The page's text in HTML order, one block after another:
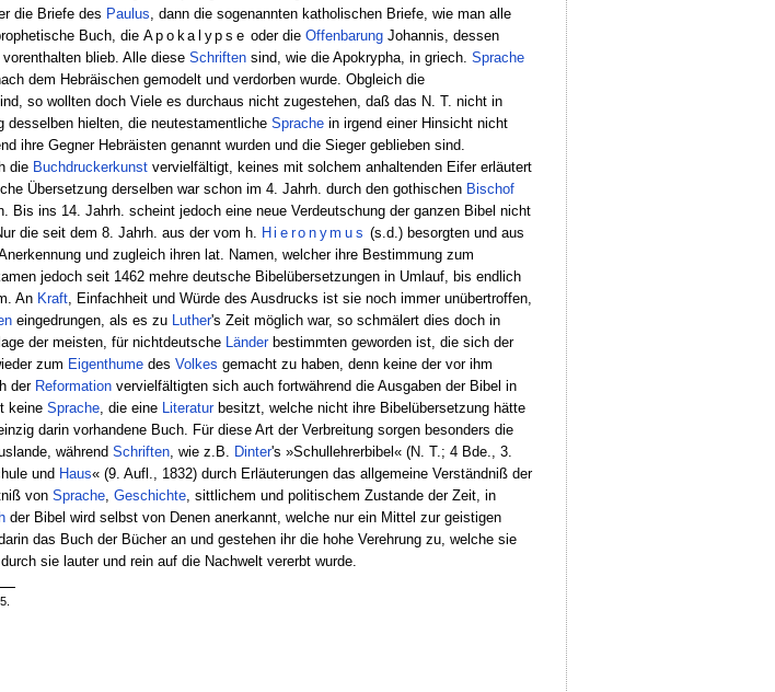
die Briefe des Paulus , dann die sogenannten katholischen Briefe, wie man alle
Buch, die Apokalypse oder dieOffenbarung Johannis, dessen
blieb. Alle diese Schriftensind, wie die Apokrypha, in griech. Sprache
dem Hebräischen gemodelt und verdorben wurde. Obgleich die
so wollten doch Viele es durchaus nicht zugestehen, daß das N. T. nicht in
hielten, die neutestamentliche Sprachein irgend einer Hinsicht nicht
ihre Gegner Hebräisten genannt wurden und die Sieger geblieben sind.
die Buchdruckerkunst vervielfältigt, keines mit solchem anhaltenden Eifer erläutert
Übersetzung derselben war schon im 4. Jahrh. durch den gothischen Bischof
Bis ins 14. Jahrh. scheint jedoch eine neue Verdeutschung der ganzen Bibel nicht
die seit dem 8. Jahrh. aus der vom h. Hieronymus (s.d.) besorgten und aus
und zugleich ihren lat. Namen, welcher ihre Bestimmung zum
jedoch seit 1462 mehre deutsche Bibelübersetzungen in Umlauf, bis endlich
An Kraft, Einfachheit und Würde des Ausdrucks ist sie noch immer unübertroffen,
eingedrungen, als es zu Luther's Zeit möglich war, so schmälert dies doch in
der meisten, für nichtdeutsche
Länderbestimmten geworden ist, die sich der
zum Eigenthumedes Volkes gemacht zu haben, denn keine der vor ihm
der Reformationvervielfältigten sich auch fortwährend die Ausgaben der Bibel in
keine Sprache, die eine Literaturbesitzt, welche nicht ihre Bibelübersetzung hätte
darin vorhandene Buch. Für diese Art der Verbreitung sorgen besonders die
währendSchriften , wie z.B. Dinter's »Schullehrerbibel« (N. T.; 4 Bde., 3.
und Haus« (9. Aufl., 1832) durch Erläuterungen das allgemeine Verständniß der
von Sprache, Geschichte, sittlichem und politischem Zustande der Zeit, in
der Bibel wird selbst von Denen anerkannt, welche nur ein Mittel zur geistigen
das Buch der Bücher an und gestehen ihr die hohe Verehrung zu, welche sie
sie lauter und rein auf die Nachwelt vererbt wurde.